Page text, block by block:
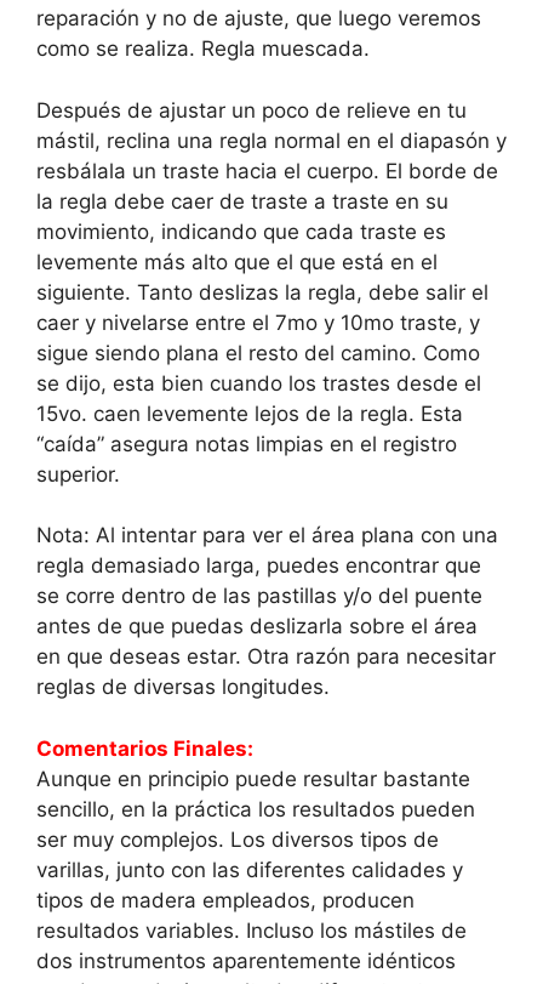
reparación y no de ajuste, que luego veremos
como se realiza. Regla muescada.
Después de ajustar un poco de relieve en tu
mástil, reclina una regla normal en el diapasón y
resbálala un traste hacia el cuerpo. El borde de
la regla debe caer de traste a traste en su
movimiento, indicando que cada traste es
levemente más alto que el que está en el
siguiente. Tanto deslizas la regla, debe salir el
caer y nivelarse entre el 7mo y 10mo traste, y
sigue siendo plana el resto del camino. Como
se dijo, esta bien cuando los trastes desde el
15vo. caen levemente lejos de la regla. Esta
“caída” asegura notas limpias en el registro
superior.
Nota: Al intentar para ver el área plana con una
regla demasiado larga, puedes encontrar que
se corre dentro de las pastillas y/o del puente
antes de que puedas deslizarla sobre el área
en que deseas estar. Otra razón para necesitar
reglas de diversas longitudes.
Comentarios Finales:
Aunque en principio puede resultar bastante
sencillo, en la práctica los resultados pueden
ser muy complejos. Los diversos tipos de
varillas, junto con las diferentes calidades y
tipos de madera empleados, producen
resultados variables. Incluso los mástiles de
dos instrumentos aparentemente idénticos